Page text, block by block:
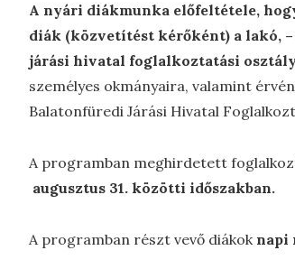
A nyári diákmunka előfeltétele,
diák (közvetítést kérőként) a lakó,
járási hivatal foglalkoztatási
személyes okmányaira, valamint
Balatonfüredi Járási Hivatal
A programban meghirdetett
augusztus 31. közötti időszakban.
A programban részt vevő diákok napi